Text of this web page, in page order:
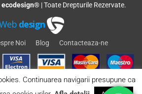
ecodesign® | Toate Drepturile Rezervate.
design
Noi Blog Contacteaza-ne
Continuarea navigarii presupune ca